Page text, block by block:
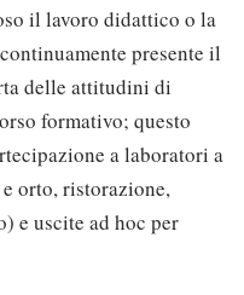
il lavoro didattico o la
presente il
delle attitudini di
formativo; questo
a laboratori a
orto, ristorazione,
e uscite ad hoc per